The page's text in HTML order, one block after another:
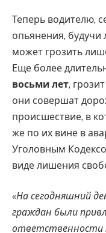
Теперь водителю,
опьянения,
может грозить
Еще более
восьми лет,
они совершат
происшествие, в
же по их вине в
Уголовным
виде лишения
«На сегодняшний
граждан были
ответственности